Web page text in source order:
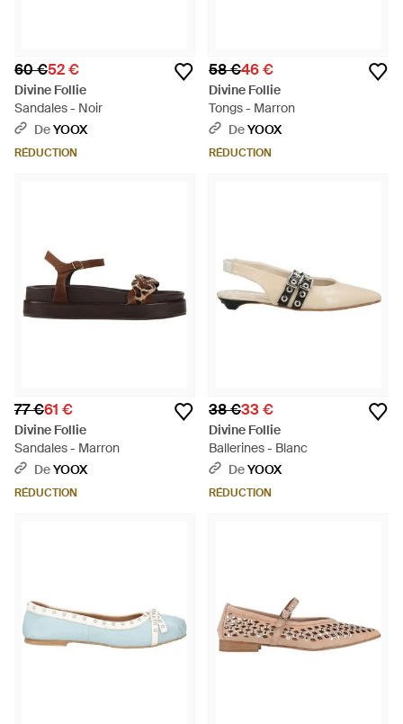
60 €52 €
Divine Follie
Sandales - Noir
DeYOOX
RÉDUCTION
58 €46 €
Divine Follie
Tongs - Marron
DeYOOX
RÉDUCTION
77 €61 €
Divine Follie
Sandales - Marron
DeYOOX
RÉDUCTION
38 €33 €
Divine Follie
Ballerines - Blanc
DeYOOX
RÉDUCTION